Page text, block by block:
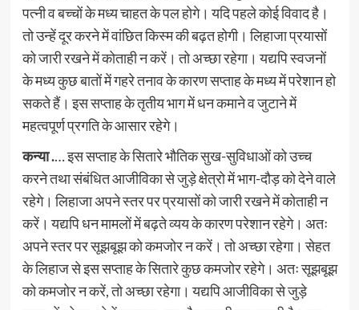
पत्नी व बच्चों के मध्य चाहत के पल होगे। यदि पहले कोई विवाद है।
तो उन्हें दूर करने में वांछित किस्म की बढ़त होगी। लिहाजा प्रयासों
को जारी रखने में कोताही न करें। तो अच्छा रहेगा। यद्यपि स्वजनों
के मध्य कुछ बातों में गहरे तनाव के कारण सप्ताह के मध्य में परेशान हो
सकते हैं। इस सप्ताह के तृतीय भाग में धन कमाने व जुटाने में
महत्वपूर्ण प्रगति के आसार रहेगे।
कन्या .… इस सप्ताह के सितारे भौतिक सुख-सुविधाओं को उच्च
करने तथा संबंधित आजीविका से जुड़े क्षेत्रो में भाग-दौड़ को देने वाले
रहेगे। लिहाजा अपने स्तर पर प्रयासों को जारी रखने में कोताही न
करें। यद्यपि धन मामलों में बढ़ते व्यय के कारण परेशान रहेगे। अतः
अपने स्तर पर सूझबूझ को कमजोर न करें। तो अच्छा रहेगा। सेहत
के लिहाज से इस सप्ताह के सितारे कुछ कमजोर रहेगे। अतः सूझबूझ
को कमजोर न करें, तो अच्छा रहेगा। यद्यपि आजीविका से जुड़े